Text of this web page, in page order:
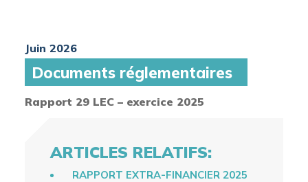
Juin 2026
Documents réglementaires
Rapport 29 LEC – exercice 2025
ARTICLES RELATIFS:
RAPPORT EXTRA-FINANCIER 2025